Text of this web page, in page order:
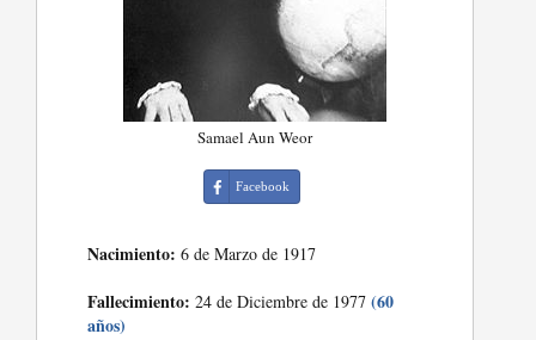
Samael Aun Weor
Facebook
Nacimiento: 6 de Marzo de 1917
Fallecimiento: 24 de Diciembre de 1977(60
años)